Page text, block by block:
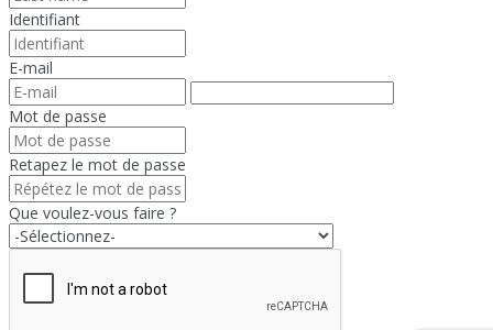
Identifiant
E-mail
Mot de passe
Retapez le mot de passe
Que voulez-vous faire ?